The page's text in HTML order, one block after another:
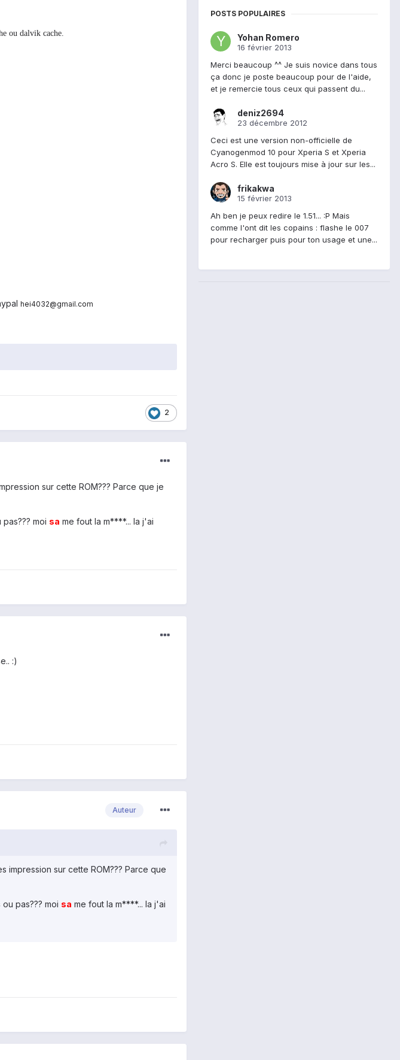
ou dalvik cache.
hei4032@gmail.com
2
sur cette ROM??? Parce que je
moi sa me fout la m****... la j'ai
:)
Auteur
impression sur cette ROM??? Parce que
pas??? moi sa me fout la m****... la j'ai
POSTS POPULAIRES
Yohan Romero
16 février 2013
Merci beaucoup ^^ Je suis novice dans tous
ça donc je poste beaucoup pour de l'aide,
et je remercie tous ceux qui passent du...
deniz2694
23 décembre 2012
Ceci est une version non-officielle de
Cyanogenmod 10 pour Xperia S et Xperia
Acro S. Elle est toujours mise à jour sur les...
frikakwa
15 février 2013
Ah ben je peux redire le 1.51... :P Mais
comme l'ont dit les copains : flashe le 007
pour recharger puis pour ton usage et une...